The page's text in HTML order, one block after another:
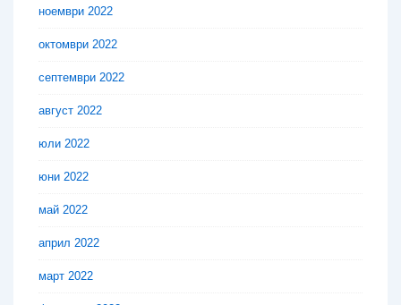
ноември 2022
октомври 2022
септември 2022
август 2022
юли 2022
юни 2022
май 2022
април 2022
март 2022